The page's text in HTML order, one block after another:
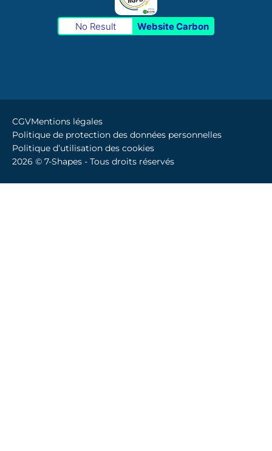
No Result Website Carbon
CGVMentions légales
Politique de protection des données personnelles
Politique d’utilisation des cookies
2026 © 7-Shapes - Tous droits réservés